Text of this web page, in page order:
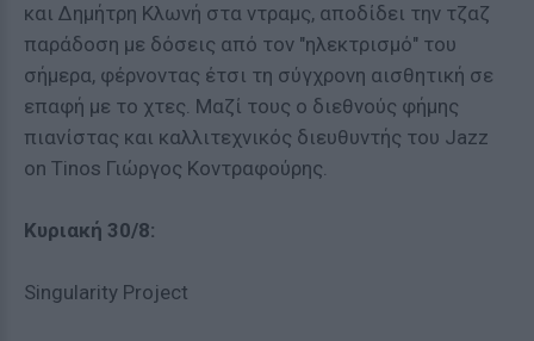
και Δημήτρη Κλωνή στα ντραμς, αποδίδει την τζαζ
παράδοση με δόσεις από τον "ηλεκτρισμό" του
σήμερα, φέρνοντας έτσι τη σύγχρονη αισθητική σε
επαφή με το χτες. Μαζί τους ο διεθνούς φήμης
πιανίστας και καλλιτεχνικός διευθυντής του Jazz
on Tinos Γιώργος Κοντραφούρης.
Κυριακή 30/8:
Singularity Project